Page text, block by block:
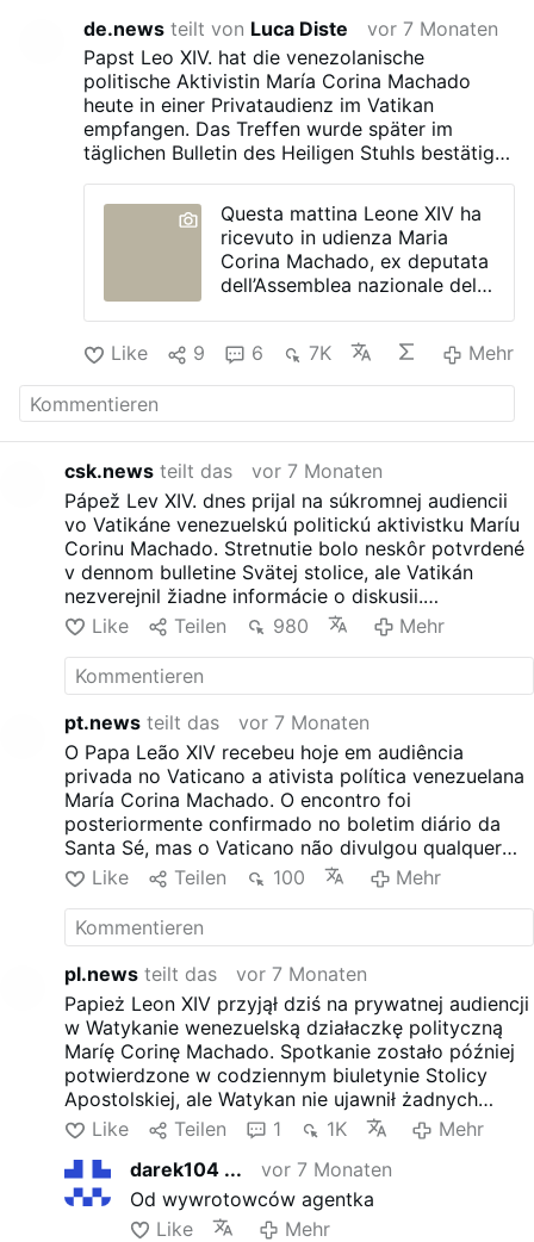
de.news teilt von Luca Diste
vor 7 Monaten
Papst Leo XIV. hat die venezolanische
politische Aktivistin María Corina Machado
heute in einer Privataudienz im Vatikan
empfangen. Das Treffen wurde später im
täglichen Bulletin des Heiligen Stuhls bestätigt,
das Gespräch veröffentlicht. Machado, die
2025 den Friedensnobelpreis erhielt, ist ein
ehemaliges Mitglied der venezolanischen
Nationalversammlung und eine der
prominentesten Figuren der Opposition des
Landes.
Questa mattina Leone XIV ha
ricevuto in udienza Maria
Corina Machado, ex deputata
dell’Assemblea nazionale del
Nobel per la Pace.
da pagina facebook di
Like 9 6 7K Mehr
csk.news teilt das
vor 7 Monaten
Pápež Lev XIV. dnes prijal na súkromnej audiencii
vo Vatikáne venezuelskú politickú aktivistku Maríu
Corinu Machado. Stretnutie bolo neskôr potvrdené
v dennom bulletine Svätej stolice, ale Vatikán
nezverejnil žiadne informácie o diskusii.
Machadová, ktorá v roku 2025 dostala Nobelovu
cenu za mier, je bývalou členkou venezuelského
Národného zhromaždenia a jednou z
najvýznamnejších postáv opozície v krajine.
Like Teilen 980 Mehr
pt.news teilt das
vor 7 Monaten
O Papa Leão XIV recebeu hoje em audiência
privada no Vaticano a ativista política venezuelana
María Corina Machado. O encontro foi
posteriormente confirmado no boletim diário da
Santa Sé, mas o Vaticano não divulgou qualquer
informação sobre a conversa. Machado, que
recebeu o Prémio Nobel da Paz de 2025, é uma
antiga deputada da Assembleia Nacional da
Venezuela e uma das figuras mais proeminentes da
oposição do país.
Like Teilen 100 Mehr
pl.news teilt das
vor 7 Monaten
Papież Leon XIV przyjął dziś na prywatnej audiencji
w Watykanie wenezuelską działaczkę polityczną
Maríę Corinę Machado. Spotkanie zostało później
potwierdzone w codziennym biuletynie Stolicy
Apostolskiej, ale Watykan nie ujawnił żadnych
informacji na temat dyskusji. Machado, która
otrzymała Pokojową Nagrodę Nobla w 2025 r., jest
byłą członkinią Zgromadzenia Narodowego
Wenezueli i jedną z najbardziej znanych postaci
opozycji w tym kraju.
Like Teilen 1 1K
Mehr
darek104 ...
vor 7 Monaten
Od wywrotowców agentka
Like
Mehr